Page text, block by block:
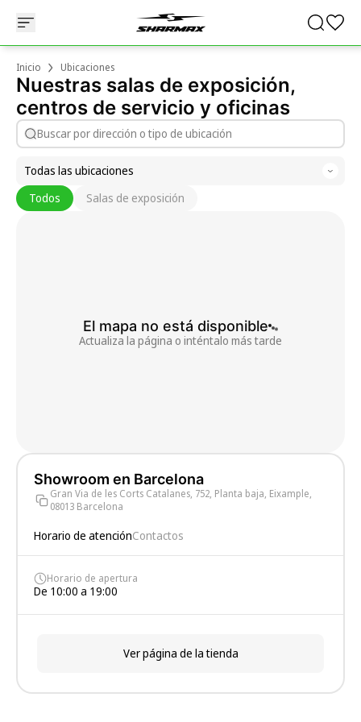
Inicio Ubicaciones
Nuestras salas de exposición,
centros de servicio y oficinas
Todas las ubicaciones
Todos
Salas de exposición
El mapa no está disponible
Actualiza la página o inténtalo más tarde
Showroom en Barcelona
Gran Via de les Corts Catalanes, 752, Planta baja, Eixample,
08013 Barcelona
Horario de atenciónContactos
Horario de apertura
De 10:00 a 19:00
Ver página de la tienda